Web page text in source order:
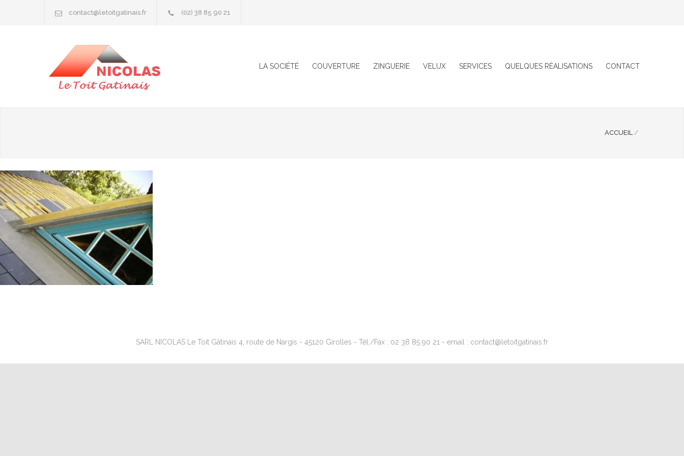
contact@letoitgatinais.fr (02) 38 85 90 21
LA SOCIÉTÉ COUVERTURE ZINGUERIE VELUX SERVICES QUELQUES RÉALISATIONS CONTACT
ACCUEIL /
SARL NICOLAS Le Toit Gâtinais 4, route de Nargis - 45120 Girolles - Tél./Fax : 02 38 85 90 21 - email : contact@letoitgatinais.fr